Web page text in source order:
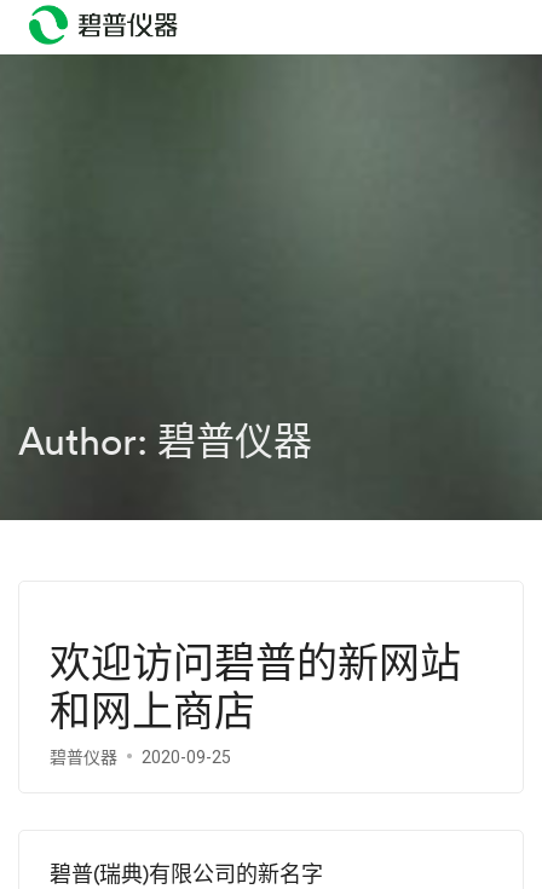
head>
Author: 碧普仪器
欢迎访问碧普的新网站
和网上商店
碧普仪器 2020-09-25
碧普(瑞典)有限公司的新名字